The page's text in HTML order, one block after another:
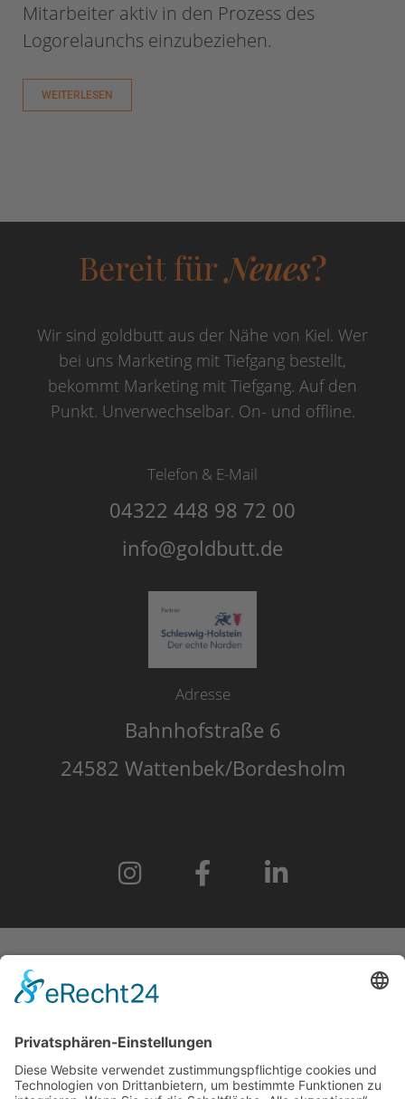
Mitarbeiter aktiv in den Prozess des
Logorelaunchs einzubeziehen.
WEITERLESEN
Bereit fürNeues?
Wir sind goldbutt aus der Nähe von Kiel. Wer
bei uns Marketing mit Tiefgang bestellt,
bekommt Marketing mit Tiefgang. Auf den
Punkt. Unverwechselbar. On- und offline.
Telefon & E-Mail
04322 448 98 72 00
info@goldbutt.de
Adresse
Bahnhofstraße 6
24582 Wattenbek/Bordesholm
DATENSCHUTZERKLÄRUNG